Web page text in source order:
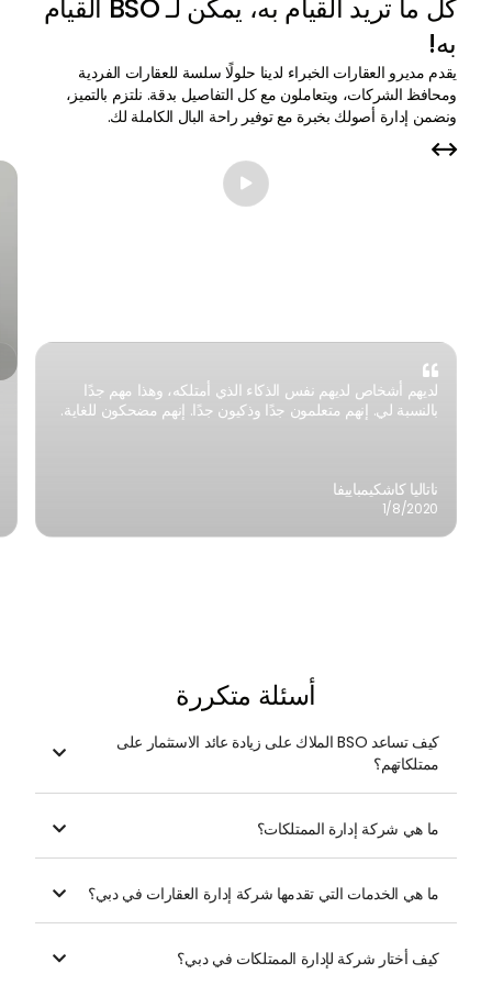
كل ما تريد القيام به، يمكن لـ BSO القيام
به!
يقدم مديرو العقارات الخبراء لدينا حلولًا سلسة للعقارات الفردية
ومحافظ الشركات، ويتعاملون مع كل التفاصيل بدقة. نلتزم بالتميز،
ونضمن إدارة أصولك بخبرة مع توفير راحة البال الكاملة لك.


لديهم أشخاص لديهم نفس الذكاء الذي أمتلكه، وهذا مهم جدًا
بالنسبة لي. إنهم متعلمون جدًا وذكيون جدًا. إنهم مضحكون للغاية.
ناتاليا كاشكيمباييفا
1/8/2020

أسئلة متكررة
كيف تساعد BSO الملاك على زيادة عائد الاستثمار على
ممتلكاتهم؟

ما هي شركة إدارة الممتلكات؟ 
ما هي الخدمات التي تقدمها شركة إدارة العقارات في دبي؟ 
كيف أختار شركة لإدارة الممتلكات في دبي؟ 